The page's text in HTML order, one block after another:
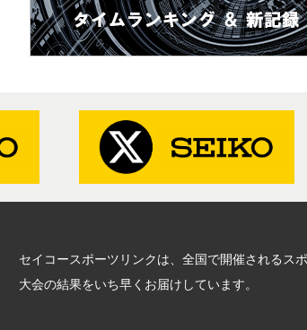
セイコースポーツリンクは、全国で開催されるス
大会の結果をいち早くお届けしています。